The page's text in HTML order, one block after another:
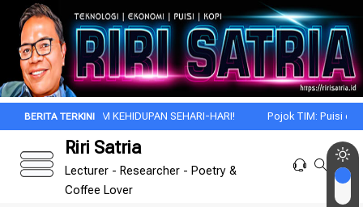
DALAM KEHIDUPAN SEHARI-HARI! Pojok TIM: Puisi dan Makna
Riri Satria
Lecturer - Researcher - Poetry &
Coffee Lover